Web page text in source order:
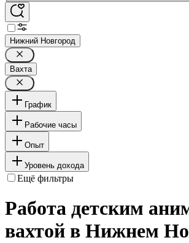
Нижний Новгород
Вахта
График
Рабочие часы
Опыт
Уровень дохода
Ещё фильтры
Работа детским
вахтой в Нижнем